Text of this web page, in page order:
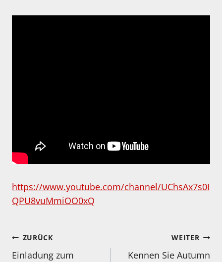
https://www.youtube.com/channel/UChsAx7s0I
QPU8vuMmiOO0xQ
Beitragsnavigation
ZURÜCK
Einladung zum
WEITER
Kennen Sie Autumn